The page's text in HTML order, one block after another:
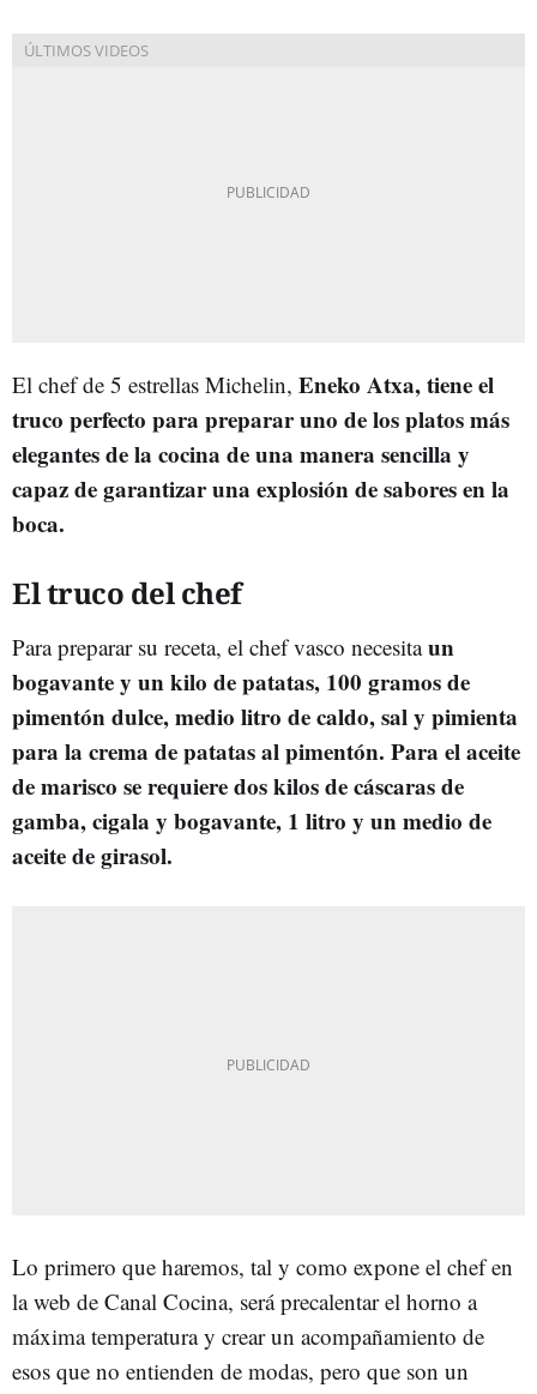
El chef de 5 estrellas Michelin, Eneko Atxa, tiene el
truco perfecto para preparar uno de los platos más
elegantes de la cocina de una manera sencilla y
capaz de garantizar una explosión de sabores en la
boca.
El truco del chef
Para preparar su receta, el chef vasco necesitaun
bogavante y un kilo de patatas, 100 gramos de
pimentón dulce, medio litro de caldo, sal y pimienta
para la crema de patatas al pimentón. Para el aceite
de marisco se requiere dos kilos de cáscaras de
gamba, cigala y bogavante, 1 litro y un medio de
aceite de girasol.
Lo primero que haremos, tal y como expone el chef en
la web de Canal Cocina, será precalentar el horno a
máxima temperatura y crear un acompañamiento de
esos que no entienden de modas, pero que son un